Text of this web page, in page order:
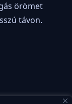
örömet
távon.